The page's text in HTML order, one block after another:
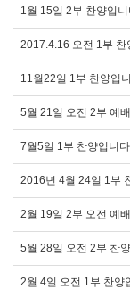
1월 15일 2부 찬양입
2017.4.16 오전 1부 찬
11월22일 1부 찬양입
5월 21일 오전 2부 예
7월5일 1부 찬양입니
2016년 4월 24일 1부
2월 19일 2부 오전 예
5월 28일 오전 2부 찬양
2월 4일 오전 1부 찬양